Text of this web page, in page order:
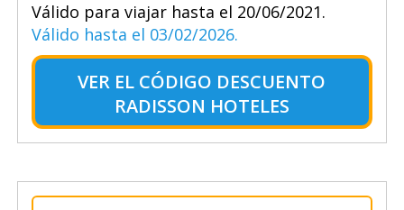
Válido para viajar hasta el 20/06/2021.
Válido hasta el 03/02/2026.
VER EL CÓDIGO DESCUENTO
RADISSON HOTELES